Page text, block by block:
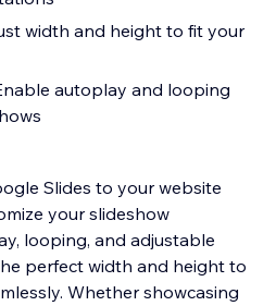
width and height to fit your
autoplay and looping
Slides to your website
your slideshow
looping, and adjustable
perfect width and height to
Whether showcasing